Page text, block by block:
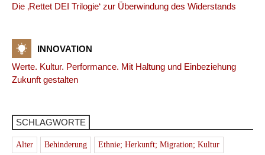
Die ‚Rettet DEI Trilogie‘ zur Überwindung des Widerstands
INNOVATION
Werte. Kultur. Performance. Mit Haltung und Einbeziehung
Zukunft gestalten
SCHLAGWORTE
Alter Behinderung Ethnie; Herkunft; Migration; Kultur